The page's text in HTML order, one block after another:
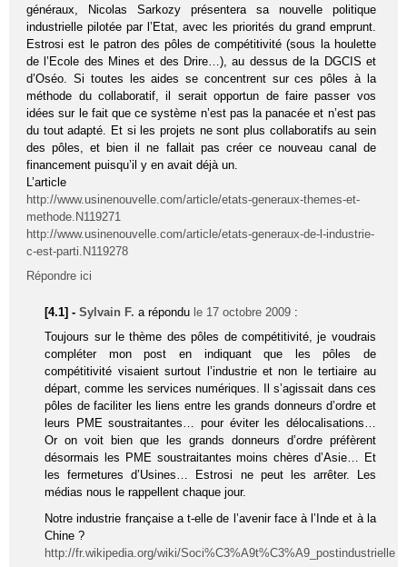
généraux, Nicolas Sarkozy présentera sa nouvelle politique
industrielle pilotée par l’Etat, avec les priorités du grand emprunt.
Estrosi est le patron des pôles de compétitivité (sous la houlette
de l’Ecole des Mines et des Drire…), au dessus de la DGCIS et
d’Oséo. Si toutes les aides se concentrent sur ces pôles à la
méthode du collaboratif, il serait opportun de faire passer vos
idées sur le fait que ce système n’est pas la panacée et n’est pas
du tout adapté. Et si les projets ne sont plus collaboratifs au sein
des pôles, et bien il ne fallait pas créer ce nouveau canal de
financement puisqu’il y en avait déjà un.
L’article
http://www.usinenouvelle.com/article/etats-generaux-themes-et-
methode.N119271
http://www.usinenouvelle.com/article/etats-generaux-de-l-industrie-
c-est-parti.N119278
Répondre ici
[4.1] -Sylvain F. a répondu le 17 octobre 2009 :
Toujours sur le thème des pôles de compétitivité, je voudrais
compléter mon post en indiquant que les pôles de
compétitivité visaient surtout l’industrie et non le tertiaire au
départ, comme les services numériques. Il s’agissait dans ces
pôles de faciliter les liens entre les grands donneurs d’ordre et
leurs PME soustraitantes… pour éviter les délocalisations…
Or on voit bien que les grands donneurs d’ordre préfèrent
désormais les PME soustraitantes moins chères d’Asie… Et
les fermetures d’Usines… Estrosi ne peut les arrêter. Les
médias nous le rappellent chaque jour.
Notre industrie française a t-elle de l’avenir face à l’Inde et à la
Chine ?
http://fr.wikipedia.org/wiki/Soci%C3%A9t%C3%A9_postindustrielle